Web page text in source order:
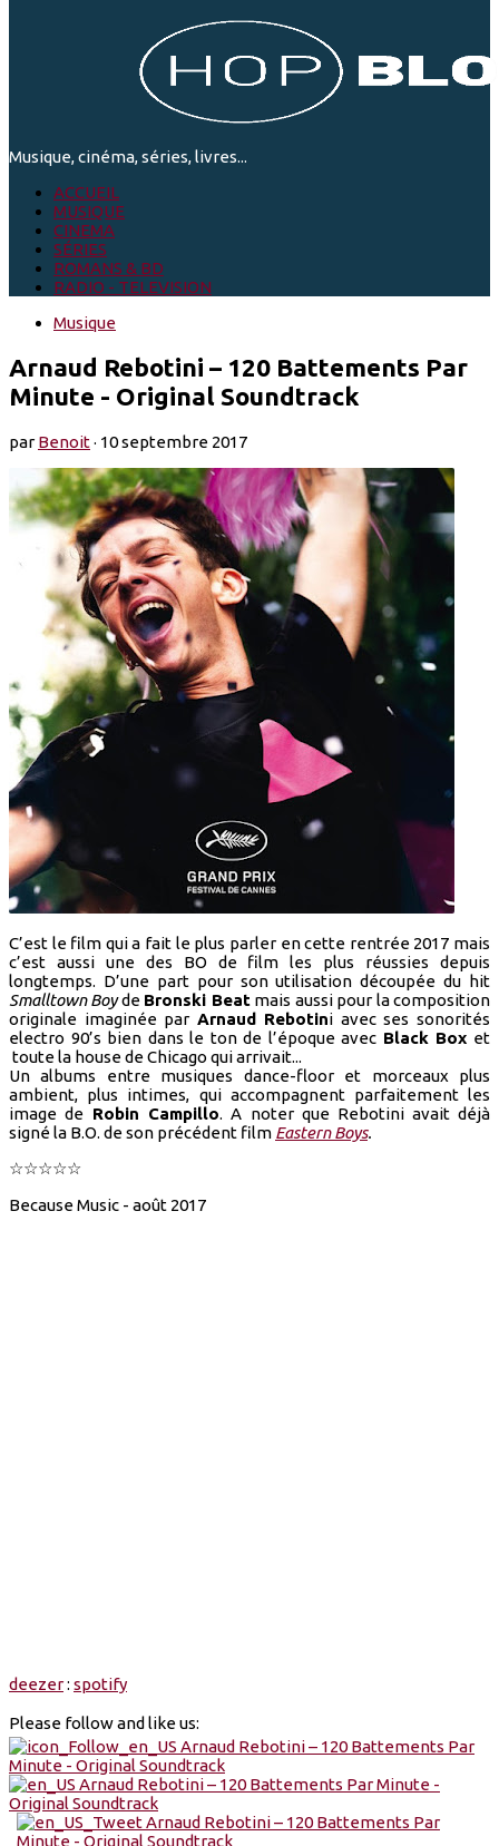
Musique, cinéma, séries, livres...
ACCUEIL
MUSIQUE
CINEMA
SÉRIES
ROMANS & BD
RADIO - TELEVISION
Musique
Arnaud Rebotini – 120 Battements Par
Minute - Original Soundtrack
parBenoit· 10 septembre 2017
C’est le film qui a fait le plus parler en cette rentrée 2017 mais
c’est aussi une des BO de film les plus réussies depuis
longtemps. D’une part pour son utilisation découpée du hit
Smalltown Boyde Bronski Beatmais aussi pour la composition
originale imaginée par Arnaud Rebotini avec ses sonorités
electro 90’s bien dans le ton de l’époque avec Black Box et
toute la house de Chicago qui arrivait...
Un albums entre musiques dance-floor et morceaux plus
ambient, plus intimes, qui accompagnent parfaitement les
image de Robin Campillo. A noter que Rebotini avait déjà
signé la B.O. de son précédent film Eastern Boys.
☆☆☆☆☆
Because Music - août 2017
deezer: spotify
Please follow and like us: